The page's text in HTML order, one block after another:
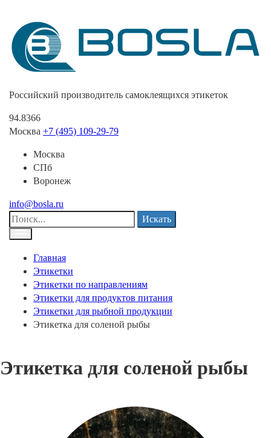
Российский производитель самоклеящихся этикеток
94.8366
Москва +7 (495) 109-29-79
Москва
СПб
Воронеж
info@bosla.ru
Искать
Главная
Этикетки
Этикетки по направлениям
Этикетки для продуктов питания
Этикетки для рыбной продукции
Этикетка для соленой рыбы
Этикетка для соленой рыбы